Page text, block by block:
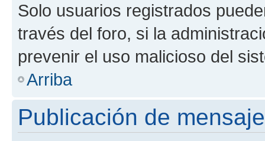
Solo usuarios registrados
través del foro, si la
prevenir el uso malicioso del
Arriba
Publicación de